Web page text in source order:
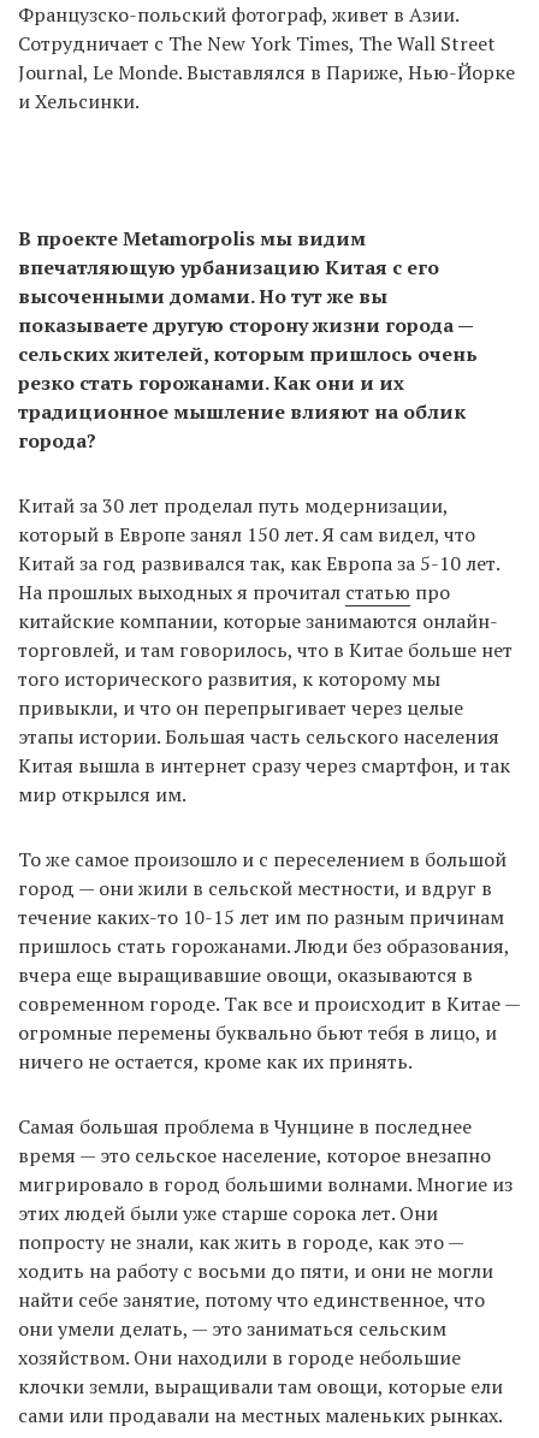
Французско-польский фотограф, живет в Азии.
Сотрудничает с The New York Times, The Wall Street
Journal, Le Monde. Выставлялся в Париже, Нью-Йорке
и Хельсинки.
В проекте Metamorpolis мы видим
впечатляющую урбанизацию Китая с его
высоченными домами. Но тут же вы
показываете другую сторону жизни города —
сельских жителей, которым пришлось очень
резко стать горожанами. Как они и их
традиционное мышление влияют на облик
города?
Китай за 30 лет проделал путь модернизации,
который в Европе занял 150 лет. Я сам видел, что
Китай за год развивался так, как Европа за 5-10 лет.
На прошлых выходных я прочитал статью про
китайские компании, которые занимаются онлайн-
торговлей, и там говорилось, что в Китае больше нет
того исторического развития, к которому мы
привыкли, и что он перепрыгивает через целые
этапы истории. Большая часть сельского населения
Китая вышла в интернет сразу через смартфон, и так
мир открылся им.
То же самое произошло и с переселением в большой
город — они жили в сельской местности, и вдруг в
течение каких-то 10-15 лет им по разным причинам
пришлось стать горожанами. Люди без образования,
вчера еще выращивавшие овощи, оказываются в
современном городе. Так все и происходит в Китае —
огромные перемены буквально бьют тебя в лицо, и
ничего не остается, кроме как их принять.
Самая большая проблема в Чунцине в последнее
время — это сельское население, которое внезапно
мигрировало в город большими волнами. Многие из
этих людей были уже старше сорока лет. Они
попросту не знали, как жить в городе, как это —
ходить на работу с восьми до пяти, и они не могли
найти себе занятие, потому что единственное, что
они умели делать, — это заниматься сельским
хозяйством. Они находили в городе небольшие
клочки земли, выращивали там овощи, которые ели
сами или продавали на местных маленьких рынках.